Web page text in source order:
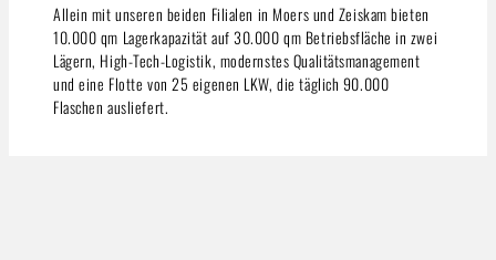
Allein mit unseren beiden Filialen in Moers und Zeiskam bieten
10.000 qm Lagerkapazität auf 30.000 qm Betriebsfläche in zwei
Lägern, High-Tech-Logistik, modernstes Qualitätsmanagement
und eine Flotte von 25 eigenen LKW, die täglich 90.000
Flaschen ausliefert.